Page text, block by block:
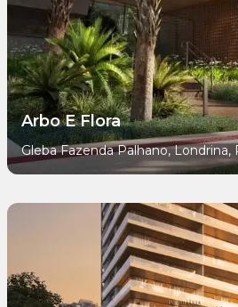
Arbo E Flora
Gleba Fazenda Palhano, Londrina,